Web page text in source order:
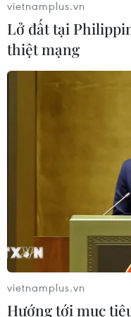
Mưa dông
chuyến bay tới Nội
Cảnh báo lũ quét,
khu vực Bắc Bộ và
Mưa lớn kéo dài gây
15 tỷ đồng tại Tuyên
vietnamplus.vn
Lở đất tại
thiệt mạng
vietnamplus.vn
Hướng tới mục